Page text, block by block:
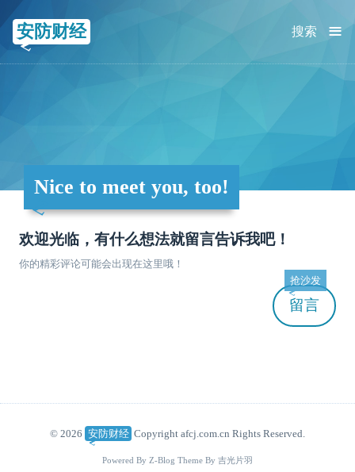
安防财经 ≡
搜索
Nice to meet you, too!
欢迎光临，有什么想法就留言告诉我吧！
你的精彩评论可能会出现在这里哦！
留言
抢沙发
© 2026 安防财经 Copyright afcj.com.cn Rights Reserved.
Powered By Z-Blog Theme By 吉光片羽